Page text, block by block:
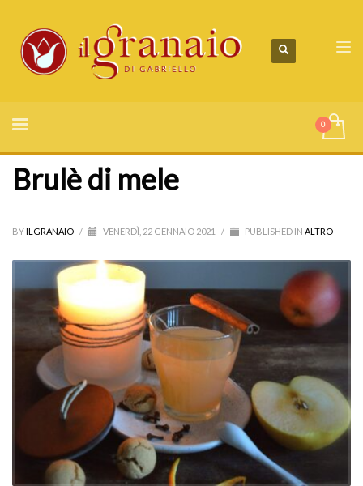
Brulè di mele
BYILGRANAIO / VENERDÌ, 22 GENNAIO 2021 / PUBLISHED IN ALTRO